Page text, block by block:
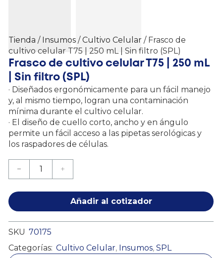
Tienda / Insumos / Cultivo Celular / Frasco de
cultivo celular T75 | 250 mL | Sin filtro (SPL)
Frasco de cultivo celular T75 | 250 mL
| Sin filtro (SPL)
· Diseñados ergonómicamente para un fácil manejo
y, al mismo tiempo, logran una contaminación
mínima durante el cultivo celular.
· El diseño de cuello corto, ancho y en ángulo
permite un fácil acceso a las pipetas serológicas y
los raspadores de células.
Añadir al cotizador
SKU 70175
Categorías: Cultivo Celular, Insumos, SPL